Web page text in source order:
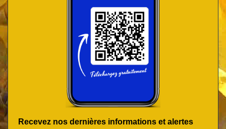
Recevez nos dernières informations et alertes